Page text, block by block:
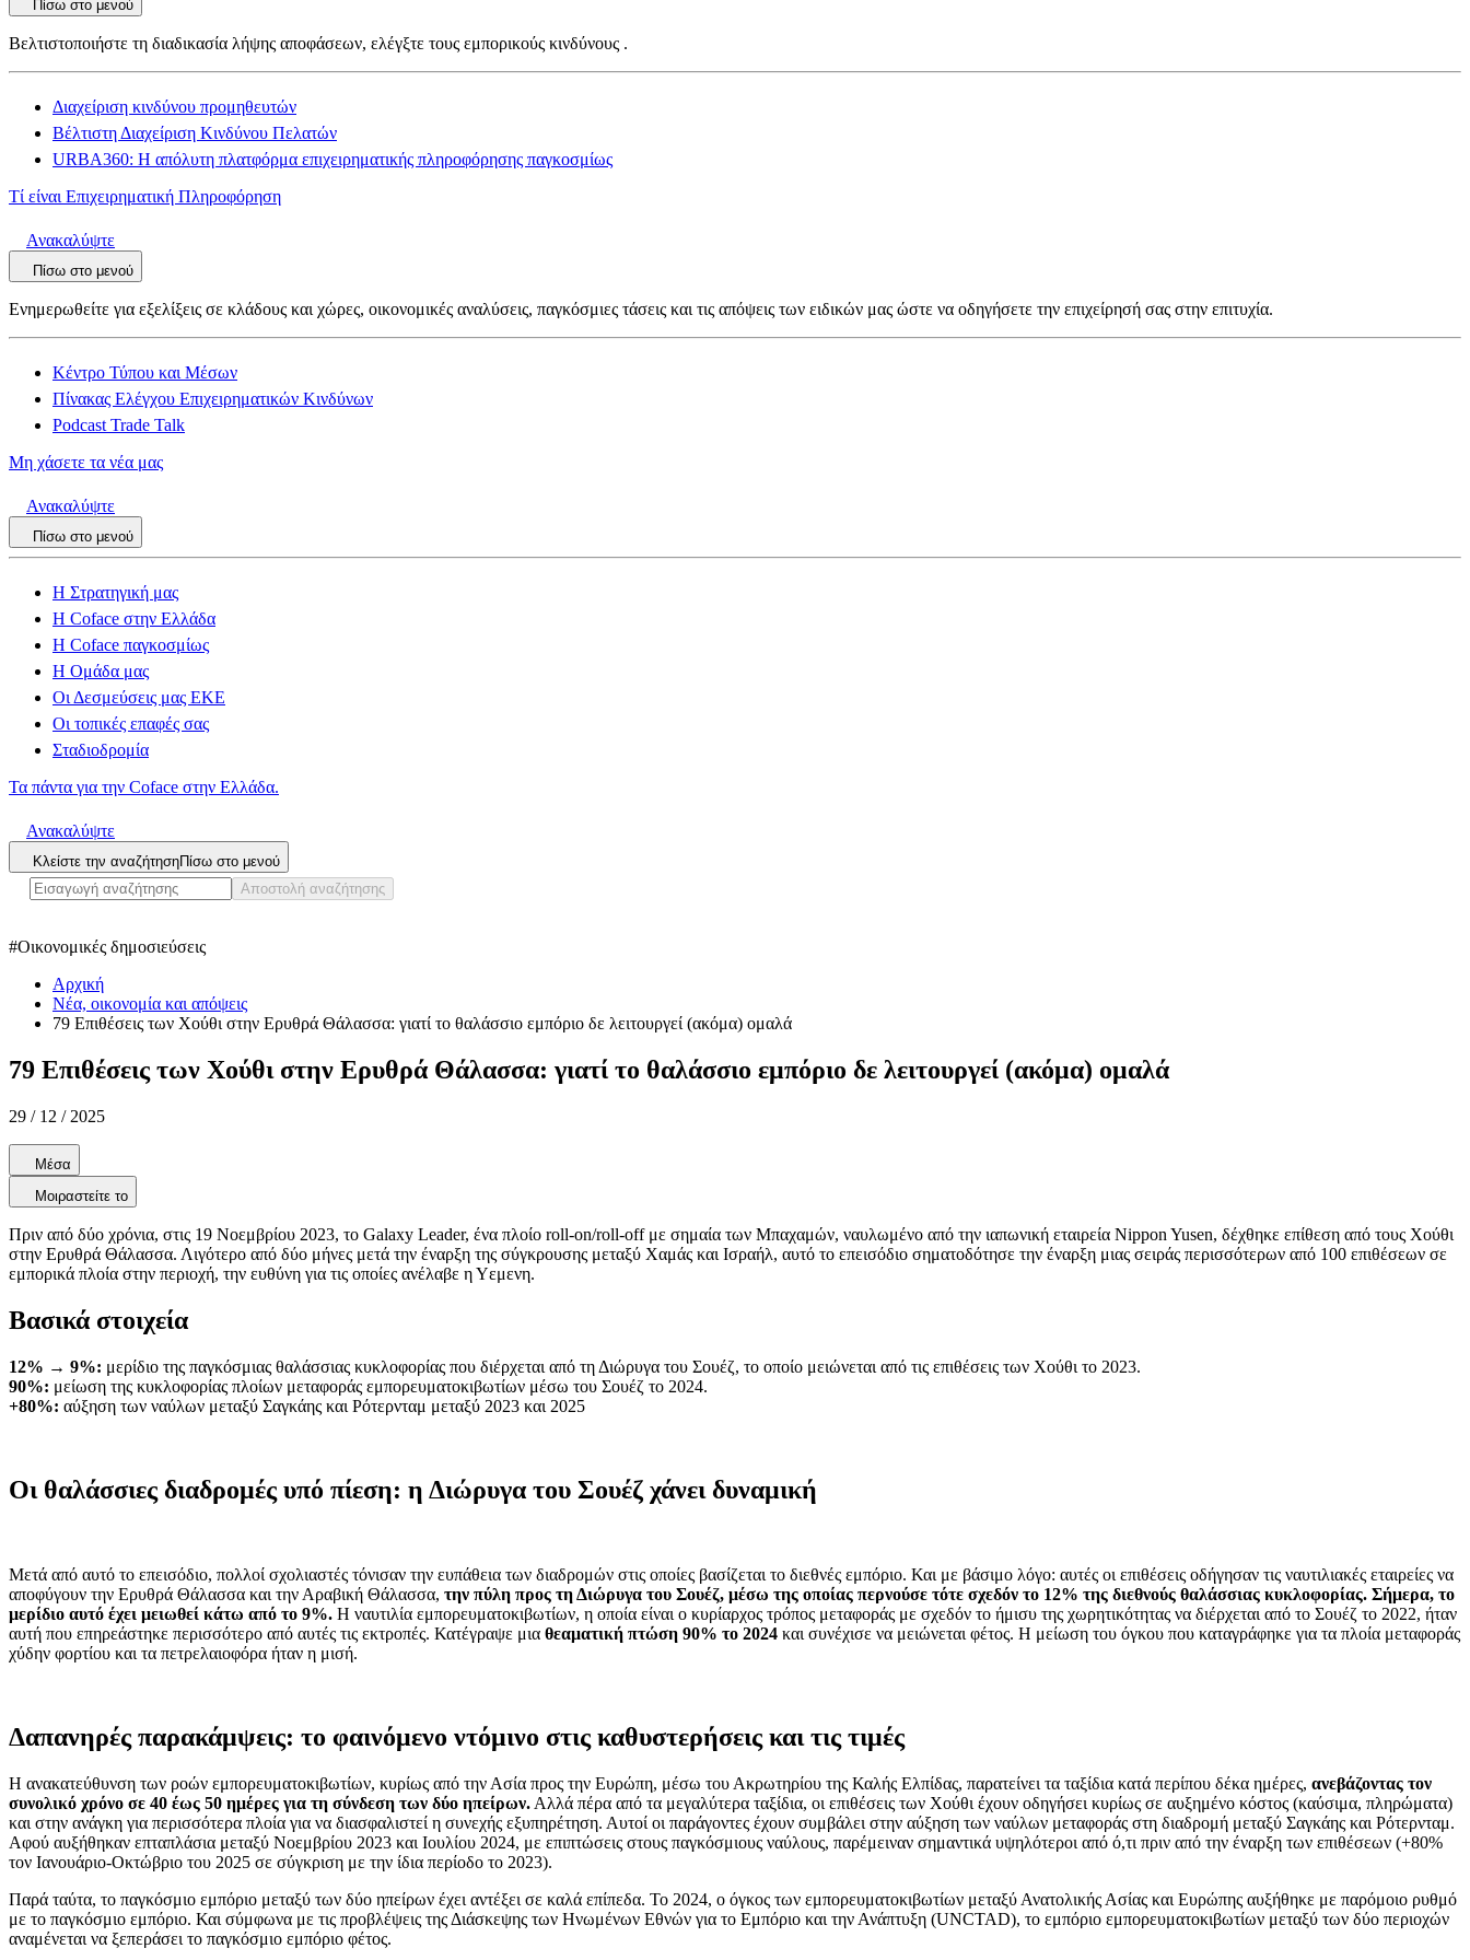
Πίσω στο μενού
Βελτιστοποιήστε τη διαδικασία λήψης αποφάσεων, ελέγξτε τους εμπορικούς κινδύνους .
Διαχείριση κινδύνου προμηθευτών
Βέλτιστη Διαχείριση Κινδύνου Πελατών
URBA360: Η απόλυτη πλατφόρμα επιχειρηματικής πληροφόρησης παγκοσμίως
Τί είναι Επιχειρηματική Πληροφόρηση
Ανακαλύψτε
Πίσω στο μενού
Ενημερωθείτε για εξελίξεις σε κλάδους και χώρες, οικονομικές αναλύσεις, παγκόσμιες τάσεις και τις απόψεις των ειδικών μας ώστε να οδηγήσετε την επιχείρησή σας στην επιτυχία.
Κέντρο Τύπου και Μέσων
Πίνακας Ελέγχου Επιχειρηματικών Κινδύνων
Podcast Trade Talk
Μη χάσετε τα νέα μας
Ανακαλύψτε
Πίσω στο μενού
Η Στρατηγική μας
Η Coface στην Ελλάδα
Η Coface παγκοσμίως
Η Ομάδα μας
Οι Δεσμεύσεις μας ΕΚΕ
Οι τοπικές επαφές σας
Σταδιοδρομία
Τα πάντα για την Coface στην Ελλάδα.
Ανακαλύψτε
Κλείστε την αναζήτησηΠίσω στο μενού
Αποστολή αναζήτησης
#Οικονομικές δημοσιεύσεις
Αρχική
Νέα, οικονομία και απόψεις
79 Επιθέσεις των Χούθι στην Ερυθρά Θάλασσα: γιατί το θαλάσσιο εμπόριο δε λειτουργεί (ακόμα) ομαλά
79 Επιθέσεις των Χούθι στην Ερυθρά Θάλασσα: γιατί το θαλάσσιο εμπόριο δε λειτουργεί (ακόμα) ομαλά
29 / 12 / 2025
Μέσα
Μοιραστείτε το
Πριν από δύο χρόνια, στις 19 Νοεμβρίου 2023, το Galaxy Leader, ένα πλοίο roll-on/roll-off με σημαία των Μπαχαμών, ναυλωμένο από την ιαπωνική εταιρεία Nippon Yusen, δέχθηκε επίθεση από τους Χούθι
στην Ερυθρά Θάλασσα. Λιγότερο από δύο μήνες μετά την έναρξη της σύγκρουσης μεταξύ Χαμάς και Ισραήλ, αυτό το επεισόδιο σηματοδότησε την έναρξη μιας σειράς περισσότερων από 100 επιθέσεων σε
εμπορικά πλοία στην περιοχή, την ευθύνη για τις οποίες ανέλαβε η Υεμενη.
Βασικά στοιχεία
12% → 9%: μερίδιο της παγκόσμιας θαλάσσιας κυκλοφορίας που διέρχεται από τη Διώρυγα του Σουέζ, το οποίο μειώνεται από τις επιθέσεις των Χούθι το 2023.
90%: μείωση της κυκλοφορίας πλοίων μεταφοράς εμπορευματοκιβωτίων μέσω του Σουέζ το 2024.
+80%: αύξηση των ναύλων μεταξύ Σαγκάης και Ρότερνταμ μεταξύ 2023 και 2025
Οι θαλάσσιες διαδρομές υπό πίεση: η Διώρυγα του Σουέζ χάνει δυναμική
Μετά από αυτό το επεισόδιο, πολλοί σχολιαστές τόνισαν την ευπάθεια των διαδρομών στις οποίες βασίζεται το διεθνές εμπόριο. Και με βάσιμο λόγο: αυτές οι επιθέσεις οδήγησαν τις ναυτιλιακές εταιρείες να
αποφύγουν την Ερυθρά Θάλασσα και την Αραβική Θάλασσα, την πύλη προς τη Διώρυγα του Σουέζ, μέσω της οποίας περνούσε τότε σχεδόν το 12% της διεθνούς θαλάσσιας κυκλοφορίας. Σήμερα, το
μερίδιο αυτό έχει μειωθεί κάτω από το 9%. Η ναυτιλία εμπορευματοκιβωτίων, η οποία είναι ο κυρίαρχος τρόπος μεταφοράς με σχεδόν το ήμισυ της χωρητικότητας να διέρχεται από το Σουέζ το 2022, ήταν
αυτή που επηρεάστηκε περισσότερο από αυτές τις εκτροπές. Κατέγραψε μια θεαματική πτώση 90% το 2024 και συνέχισε να μειώνεται φέτος. Η μείωση του όγκου που καταγράφηκε για τα πλοία μεταφοράς
χύδην φορτίου και τα πετρελαιοφόρα ήταν η μισή.
Δαπανηρές παρακάμψεις: το φαινόμενο ντόμινο στις καθυστερήσεις και τις τιμές
Η ανακατεύθυνση των ροών εμπορευματοκιβωτίων, κυρίως από την Ασία προς την Ευρώπη, μέσω του Ακρωτηρίου της Καλής Ελπίδας, παρατείνει τα ταξίδια κατά περίπου δέκα ημέρες, ανεβάζοντας τον
συνολικό χρόνο σε 40 έως 50 ημέρες για τη σύνδεση των δύο ηπείρων. Αλλά πέρα ​​από τα μεγαλύτερα ταξίδια, οι επιθέσεις των Χούθι έχουν οδηγήσει κυρίως σε αυξημένο κόστος (καύσιμα, πληρώματα)
και στην ανάγκη για περισσότερα πλοία για να διασφαλιστεί η συνεχής εξυπηρέτηση. Αυτοί οι παράγοντες έχουν συμβάλει στην αύξηση των ναύλων μεταφοράς στη διαδρομή μεταξύ Σαγκάης και Ρότερνταμ.
Αφού αυξήθηκαν επταπλάσια μεταξύ Νοεμβρίου 2023 και Ιουλίου 2024, με επιπτώσεις στους παγκόσμιους ναύλους, παρέμειναν σημαντικά υψηλότεροι από ό,τι πριν από την έναρξη των επιθέσεων (+80%
τον Ιανουάριο-Οκτώβριο του 2025 σε σύγκριση με την ίδια περίοδο το 2023).
Παρά ταύτα, το παγκόσμιο εμπόριο μεταξύ των δύο ηπείρων έχει αντέξει σε καλά επίπεδα. Το 2024, ο όγκος των εμπορευματοκιβωτίων μεταξύ Ανατολικής Ασίας και Ευρώπης αυξήθηκε με παρόμοιο ρυθμό
με το παγκόσμιο εμπόριο. Και σύμφωνα με τις προβλέψεις της Διάσκεψης των Ηνωμένων Εθνών για το Εμπόριο και την Ανάπτυξη (UNCTAD), το εμπόριο εμπορευματοκιβωτίων μεταξύ των δύο περιοχών
αναμένεται να ξεπεράσει το παγκόσμιο εμπόριο φέτος.